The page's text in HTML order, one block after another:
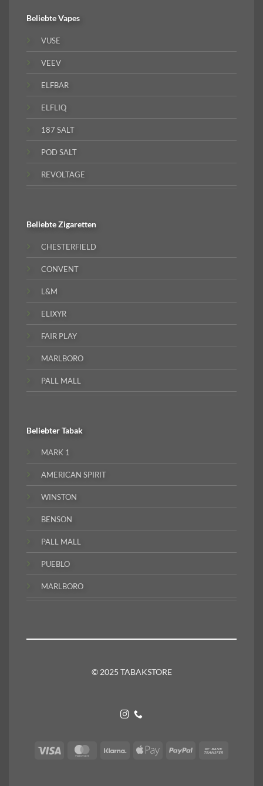
BeliebteVapes
VUSE
VEEV
ELFBAR
ELFLIQ
187 SALT
POD SALT
REVOLTAGE
BeliebteZigaretten
CHESTERFIELD
CONVENT
L&M
ELIXYR
FAIR PLAY
MARLBORO
PALL MALL
BeliebterTabak
MARK 1
AMERICAN SPIRIT
WINSTON
BENSON
PALL MALL
PUEBLO
MARLBORO
© 2025 TABAKSTORE
Visa MasterCardKlarna
Apple
PayPal